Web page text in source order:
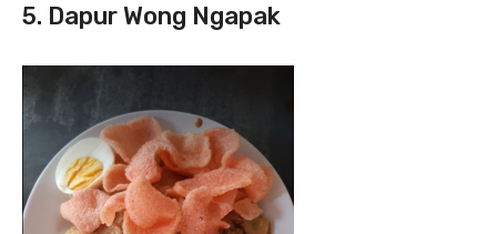
5. Dapur Wong Ngapak